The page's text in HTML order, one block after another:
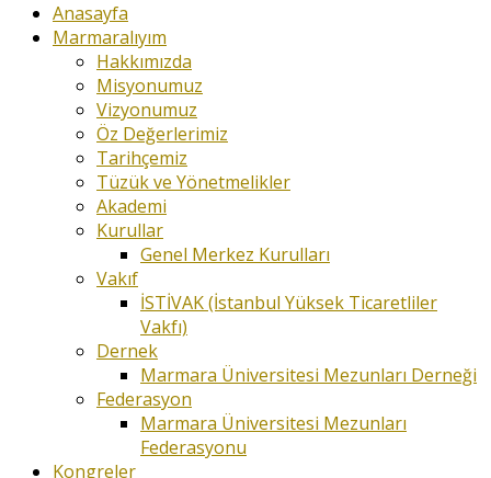
Anasayfa
Marmaralıyım
Hakkımızda
Misyonumuz
Vizyonumuz
Öz Değerlerimiz
Tarihçemiz
Tüzük ve Yönetmelikler
Akademi
Kurullar
Genel Merkez Kurulları
Vakıf
İSTİVAK (İstanbul Yüksek Ticaretliler
Vakfı)
Dernek
Marmara Üniversitesi Mezunları Derneği
Federasyon
Marmara Üniversitesi Mezunları
Federasyonu
Kongreler